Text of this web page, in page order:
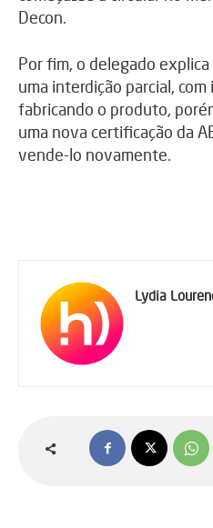
Decon.
Por fim, o delegado
uma interdição parcial,
fabricando o produto,
uma nova certificação da
vende-lo novamente.
Lydia